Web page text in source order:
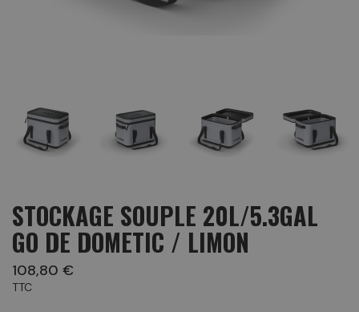
STOCKAGE SOUPLE 20L/5.3GAL
GO DE DOMETIC / LIMON
108,80 €
TTC